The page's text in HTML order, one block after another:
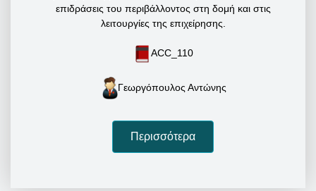
επιδράσεις του περιβάλλοντος στη δομή και στις
λειτουργίες της επιχείρησης.
ACC_110
Γεωργόπουλος Αντώνης
Περισσότερα